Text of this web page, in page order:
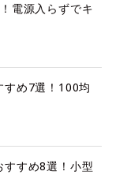
電源入らずでキ
すめ7選！100均
すすめ8選！小型